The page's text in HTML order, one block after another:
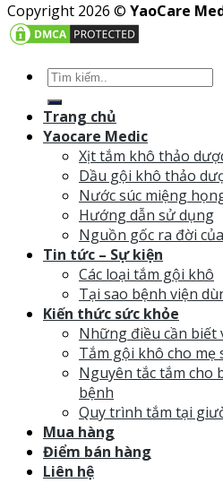
Copyright 2026 © YaoCare
Trang chủ
Yaocare Medic
Xịt tắm khô thảo
Dầu gội khô thảo
Nước súc miệng
Hướng dẫn sử dụng
Nguồn gốc ra đời
Tin tức – Sự kiện
Các loại tắm gội khô
Tại sao bệnh viện
Kiến thức sức khỏe
Những điều cần biết
Tắm gội khô cho mẹ
Nguyên tắc tắm cho
bệnh
Quy trình tắm tại
Mua hàng
Điểm bán hàng
Liên hệ